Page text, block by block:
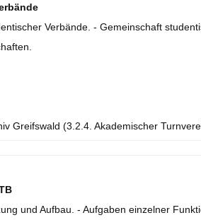
Verbände. - Gemeinschaft
Greifswald (3.2.4. Akademischer
und Aufbau. - Aufgaben einzelner